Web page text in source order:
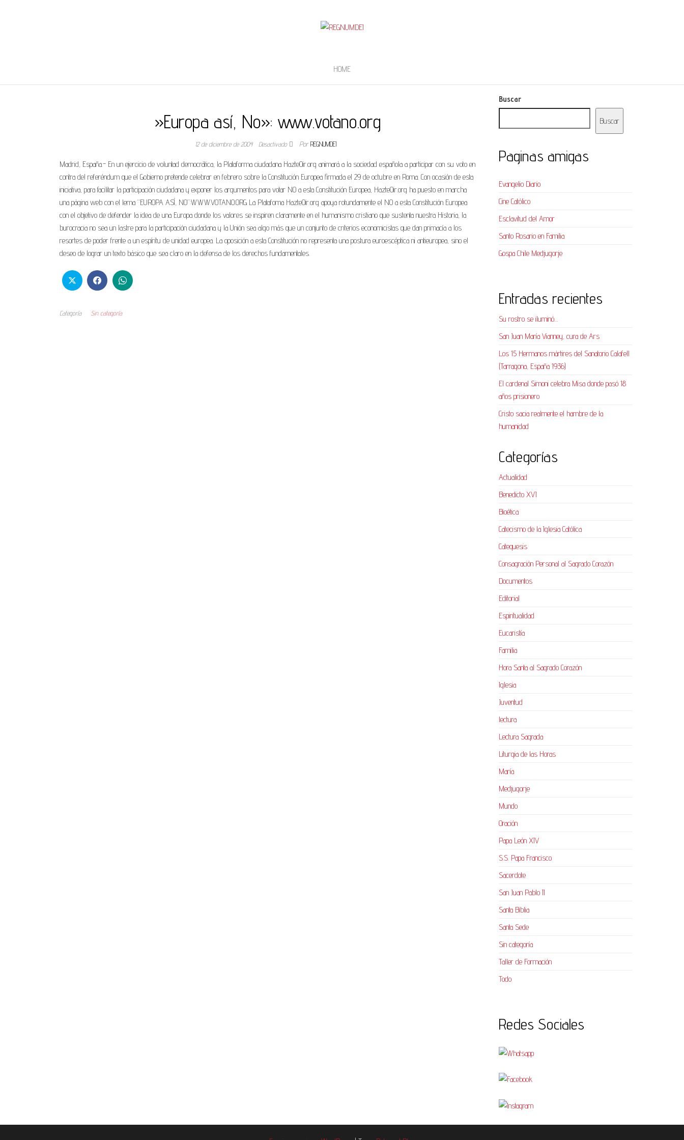
HOME
»Europa así, No»: www.votano.org
12 de diciembre de 2004 Desactivado Por REGNUMDEI
Madrid, España.- En un ejercicio de voluntad democrática, la Plataforma ciudadana HazteOir.org animará a la sociedad española a participar con su voto en
contra del referéndum que el Gobierno pretende celebrar en febrero sobre la Constitución Europea firmada el 29 de octubre en Roma. Con ocasión de esta
iniciativa, para facilitar la participación ciudadana y exponer los argumentos para votar NO a esta Constitución Europea, HazteOir.org ha puesto en marcha
una página web con el lema “EUROPA ASÍ, NO”:WWW.VOTANO.ORG La Platafoma HazteOir.org apoya rotundamente el NO a esta Constitución Europea
con el objetivo de defender la idea de una Europa donde los valores se inspiren claramente en el humanismo cristiano que sustenta nuestra Historia, la
burocracia no sea un lastre para la participación ciudadana y la Unión sea algo más que un conjunto de criterios economicistas que dan primacía a los
resortes de poder frente a un espíritu de unidad europea. La oposición a esta Constitución no representa una postura euroescéptica ni antieuropea, sino el
deseo de lograr un texto básico que sea claro en la defensa de los derechos fundamentales.
Categoría Sin categoría
Buscar
Buscar
Paginas amigas
Evangelio Diario
Cine Católico
Esclavitud del Amor
Santo Rosario en Familia
Gospa Chile Medjugorje
Entradas recientes
Su rostro se iluminó…
San Juan María Vianney, cura de Ars
Los 15 Hermanos mártires del Sanatorio Calafell
(Tarragona, España 1936)
El cardenal Simoni celebra Misa donde pasó 18
años prisionero
Cristo sacia realmente el hambre de la
humanidad
Categorías
Actualidad
Benedicto XVI
Bioética
Catecismo de la Iglesia Católica
Catequesis
Consagración Personal al Sagrado Corazón
Documentos
Editorial
Espiritualidad
Eucaristía
Familia
Hora Santa al Sagrado Corazón
Iglesia
Juventud
lectura
Lectura Sagrada
Liturgia de las Horas
María
Medjugorje
Mundo
Oración
Papa León XIV
S.S. Papa Francisco
Sacerdote
San Juan Pablo II
Santa Biblia
Santa Sede
Sin categoría
Taller de Formación
Todo
Redes Sociales